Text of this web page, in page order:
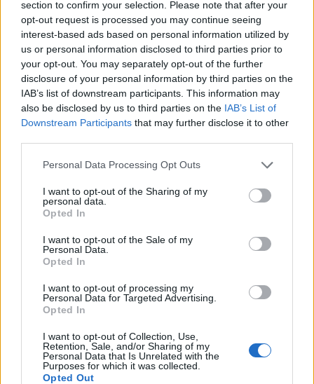
section to confirm your selection. Please note that after your
opt-out request is processed you may continue seeing
interest-based ads based on personal information utilized by
us or personal information disclosed to third parties prior to
your opt-out. You may separately opt-out of the further
disclosure of your personal information by third parties on the
IAB’s list of downstream participants. This information may
also be disclosed by us to third parties on the IAB’s List of
Downstream Participants that may further disclose it to other
Personal Data Processing Opt Outs
I want to opt-out of the Sharing of my
personal data.
Opted In
I want to opt-out of the Sale of my
Personal Data.
Opted In
I want to opt-out of processing my
Personal Data for Targeted Advertising.
Opted In
I want to opt-out of Collection, Use,
Retention, Sale, and/or Sharing of my
Personal Data that Is Unrelated with the
Purposes for which it was collected.
Opted Out
Commenti
articolo.
L'email è richiesta ma non verrà mostrata ai visitatori. Il contenuto di questo
di VareseNews.it, che rimane autonoma e indipendente. I messaggi inclusi nei
commenti non sono testi giornalistici, ma post inviati dai singoli lettori che
possono essere automaticamente pubblicati senza filtro preventivo. I commenti
che includano uno o più link a siti esterni verranno rimossi in automatico dal